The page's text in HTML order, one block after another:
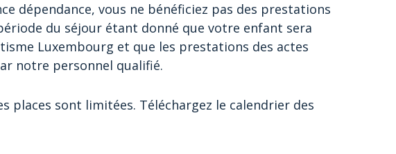
dépendance, vous ne bénéficiez pas des prestations
du séjour étant donné que votre enfant sera
Luxembourg et que les prestations des actes
notre personnel qualifié.
places sont limitées. Téléchargez le calendrier des